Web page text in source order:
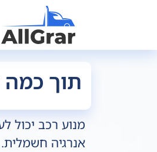
תוך כמה
מנוע רכב יכול
אנרגיה